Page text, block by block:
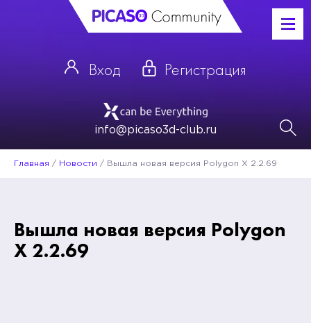
Вход Регистрация
info@picaso3d-club.ru
Главная / Новости / Вышла новая версия Polygon X 2.2.69
Вышла новая версия Polygon
X 2.2.69